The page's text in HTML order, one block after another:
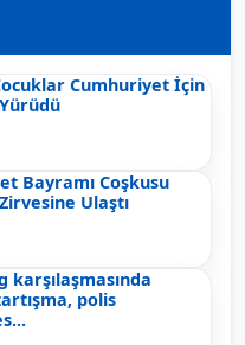
Cumhuriyet İçin
Bayramı Coşkusu
Ulaştı
karşılaşmasında
polis